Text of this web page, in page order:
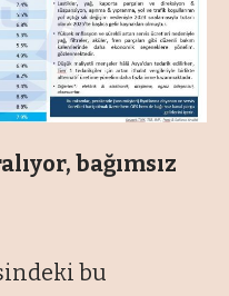
bağımsız
bu